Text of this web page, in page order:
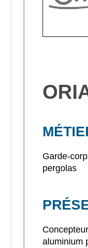
Garde-
pergolas
aluminium